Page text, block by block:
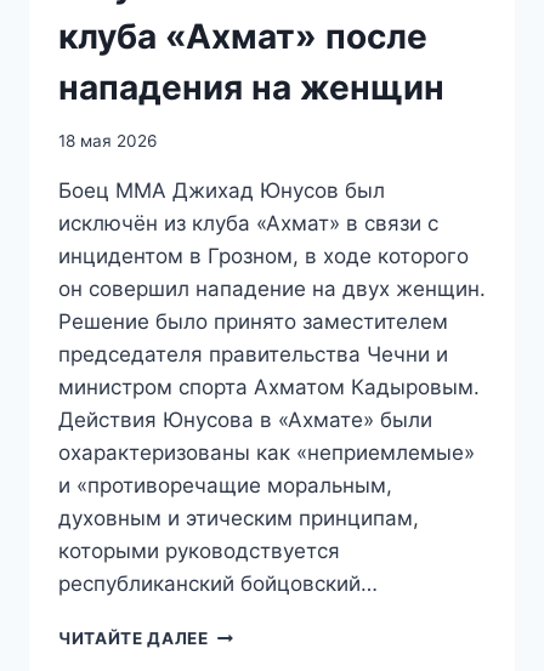
клуба «Ахмат» после
нападения на женщин
18 мая 2026
Боец ММА Джихад Юнусов был
исключён из клуба «Ахмат» в связи с
инцидентом в Грозном, в ходе которого
он совершил нападение на двух женщин.
Решение было принято заместителем
председателя правительства Чечни и
министром спорта Ахматом Кадыровым.
Действия Юнусова в «Ахмате» были
охарактеризованы как «неприемлемые»
и «противоречащие моральным,
духовным и этическим принципам,
которыми руководствуется
республиканский бойцовский…
ЧИТАЙТЕ ДАЛЕЕБОЙЦА